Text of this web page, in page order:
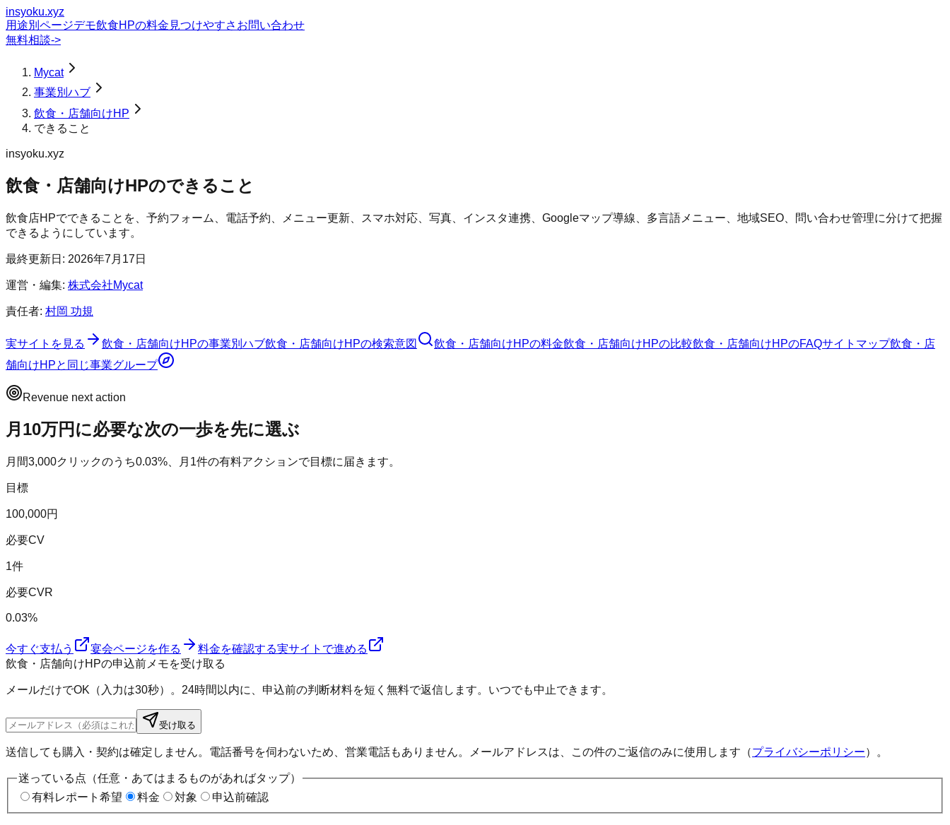
insyoku.xyz
用途別ページデモ飲食HPの料金 見つけやすさ お問い合わせ
無料相談->
Mycat
事業別ハブ
飲食・店舗向けHP
できること
insyoku.xyz
飲食・店舗向けHPのできること
飲食店HPでできることを、予約フォーム、電話予約、メニュー更新、スマホ対応、写真、インスタ連携、Googleマップ導線、多言語メニュー、地域SEO、問い合わせ管理に分けて把握
できるようにしています。
最終更新日: 2026年7月17日
運営・編集: 株式会社Mycat
責任者: 村岡 功規
実サイトを見る 飲食・店舗向けHPの事業別ハブ飲食・店舗向けHPの検索意図 飲食・店舗向けHPの料金飲食・店舗向けHPの比較飲食・店舗向けHPのFAQサイトマップ飲食・店
舗向けHPと同じ事業グループ
Revenue next action
月10万円に必要な次の一歩を先に選ぶ
月間3,000クリックのうち0.03%、月 1件の有料アクションで目標に届きます。
目標
100,000円
必要CV
1件
必要CVR
0.03%
今すぐ支払う 宴会ページを作る 料金を確認する実サイトで進める
飲食・店舗向けHPの申込前メモを受け取る
メールだけでOK（入力は30秒）。24時間以内に、申込前の判断材料を短く無料で返信します。いつでも中止できます。
受け取る
送信しても購入・契約は確定しません。電話番号を伺わないため、営業電話もありません。メールアドレスは、この件のご返信のみに使用します（プライバシーポリシー）。
迷っている点（任意・あてはまるものがあればタップ）
有料レポート希望
料金 対象 申込前確認